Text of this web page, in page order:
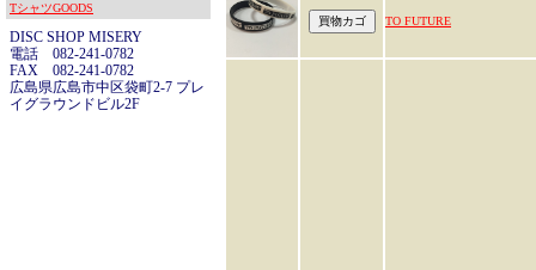
TシャツGOODS
DISC SHOP MISERY
電話 082-241-0782
FAX 082-241-0782
広島県広島市中区袋町2-7 プレ
イグラウンドビル2F
TO FUTURE